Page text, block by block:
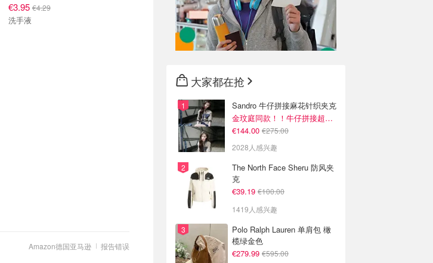
€3.95 €4.29
洗手液
报告错误
Amazon德国亚马逊
大家都在抢
Sandro 牛仔拼接麻花针织夹克
金玟庭同款！！牛仔拼接超有层次感
€144.00 €275.00
2028人感兴趣
The North Face Sheru 防风夹
克
€39.19 €100.00
1419人感兴趣
Polo Ralph Lauren 单肩包 橄
榄绿金色
€279.99 €595.00